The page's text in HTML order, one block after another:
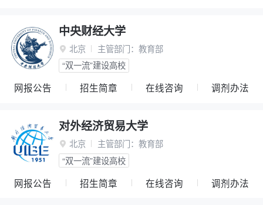
中央财经大学
 北京 主管部门： 教育部
“双一流”建设高校
网报公告 招生简章 在线咨询 调剂办法
对外经济贸易大学
 北京 主管部门： 教育部
“双一流”建设高校
网报公告 招生简章 在线咨询 调剂办法